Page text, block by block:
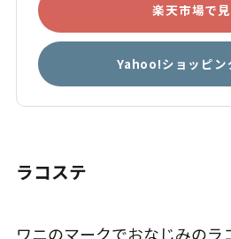
楽天市場で
Yahoo!ショッピン
ラコステ
ワニのマークでおなじみのラ